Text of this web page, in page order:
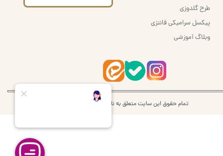
تمام حقوق این سایت متعلق به نام اُرشُمی | orshomi می‌باشد.
طرح گلدوزی
پیکسل سرامیکی فانتزی
وبلاگ آموزشی